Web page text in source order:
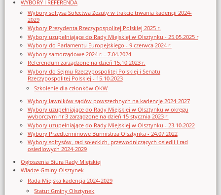
WYBORY I REFERENDA
Wybory sołtysa Sołectwa Zezuty w trakcie trwania kadencji 2024-
2029
Wybory Prezydenta Rzeczypospolitej Polskiej 2025 r.
Wybory uzupełniające do Rady Miejskiej w Olsztynku - 25.05.2025 r
Wybory do Parlamentu Europejskiego - 9 czerwca 2024 r.
Wybory samorządowe 2024 r. - 7.04.2024
Referendum zarządzone na dzień 15.10.2023 r.
Wybory do Sejmu Rzeczypospolitej Polskiej i Senatu
Rzeczypospolitej Polskiej - 15.10.2023
Szkolenie dla członków OKW
Wybory ławników sądów powszechnych na kadencję 2024-2027
Wybory uzupełniające do Rady Miejskiej w Olsztynku w okręgu
wyborczym nr 3 zarządzone na dzień 15 stycznia 2023 r.
Wybory uzupełniające do Rady Miejskiej w Olsztynku - 23.10.2022
Wybory Przedterminowe Burmistrza Olsztynka - 24.07.2022
Wybory sołtysów, rad sołeckich, przewodniczących osiedli i rad
osiedlowych 2024-2029
Ogłoszenia Biura Rady Miejskiej
Władze Gminy Olsztynek
Rada Miejska kadencja 2024-2029
Statut Gminy Olsztynek